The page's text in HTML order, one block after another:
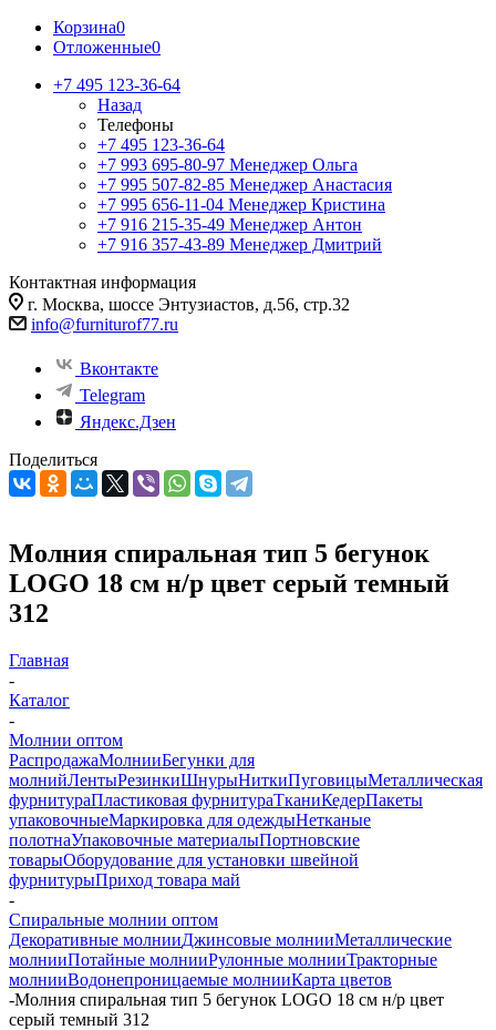
Корзина0
Отложенные0
+7 495 123-36-64
Назад
Телефоны
+7 495 123-36-64
+7 993 695-80-97 Менеджер Ольга
+7 995 507-82-85 Менеджер Анастасия
+7 995 656-11-04 Менеджер Кристина
+7 916 215-35-49 Менеджер Антон
+7 916 357-43-89 Менеджер Дмитрий
Контактная информация
г. Москва, шоссе Энтузиастов, д.56, стр.32
info@furniturof77.ru
Вконтакте
Telegram
Яндекс.Дзен
Поделиться
Молния спиральная тип 5 бегунок
LOGO 18 см н/р цвет серый темный
312
Главная
-
Каталог
-
Молнии оптом
РаспродажаМолнииБегунки для
молнийЛентыРезинкиШнурыНиткиПуговицыМеталлическая
фурнитураПластиковая фурнитураТканиКедерПакеты
упаковочныеМаркировка для одеждыНетканые
полотнаУпаковочные материалыПортновские
товарыОборудование для установки швейной
фурнитурыПриход товара май
-
Спиральные молнии оптом
Декоративные молнииДжинсовые молнииМеталлические
молнииПотайные молнииРулонные молнииТракторные
молнииВодонепроницаемые молнииКарта цветов
-Молния спиральная тип 5 бегунок LOGO 18 см н/р цвет
серый темный 312